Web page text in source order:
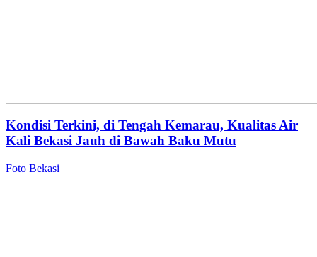
Kondisi Terkini, di Tengah Kemarau, Kualitas Air
Kali Bekasi Jauh di Bawah Baku Mutu
Foto Bekasi